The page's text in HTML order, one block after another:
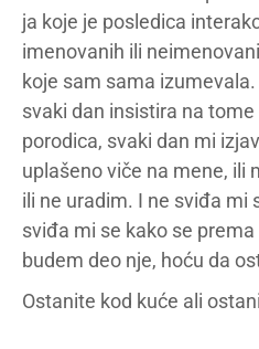
ja koje je posledica
imenovanih ili
koje sam sama
svaki dan insistira na
porodica, svaki dan mi
uplašeno viče na mene, ili
ili ne uradim. I ne sviđa mi
sviđa mi se kako se
budem deo nje, hoću da
Ostanite kod kuće ali